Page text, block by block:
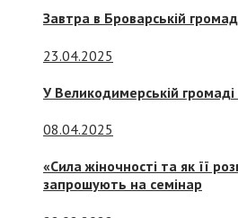
Завтра в Броварській
23.04.2025
У Великодимерській
08.04.2025
«Сила жіночності та як її
запрошують на семінар